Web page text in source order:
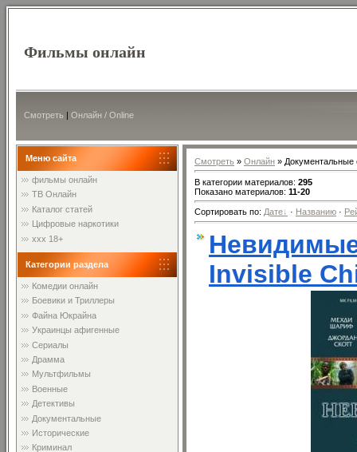
Фильмы онлайн
Смотреть | Онлайн / Online
Меню сайта
фильмы онлайн
ТВ Онлайн
Каталог статей
Цифровые наркотики
xxx 18+
Категории раздела
Комедии онлайн
Боевики и Триллеры
Файна Юкрайна
Украинцы афигенные
Сериалы
Драмма
Мультфильмы
Военные
Детективы
Документальные
Исторические
Криминал
Смотреть » Онлайн » Документальные
В категории материалов: 295
Показано материалов: 11-20
Сортировать по: Дате · Названию ·
Invisible